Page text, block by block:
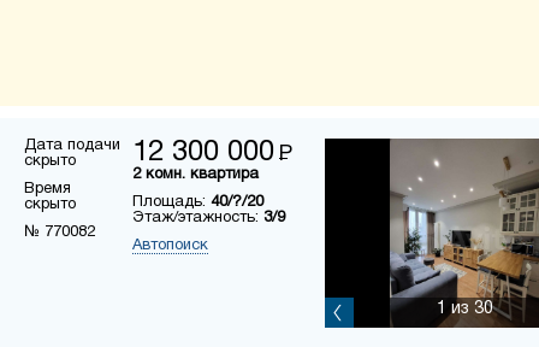
Дата подачи
скрыто
Время
скрыто
№ 770082
12 300 000 Р
2 комн. квартира
Площадь: 40/?/20
Этаж/этажность: 3/9
Автопоиск
1 из 30